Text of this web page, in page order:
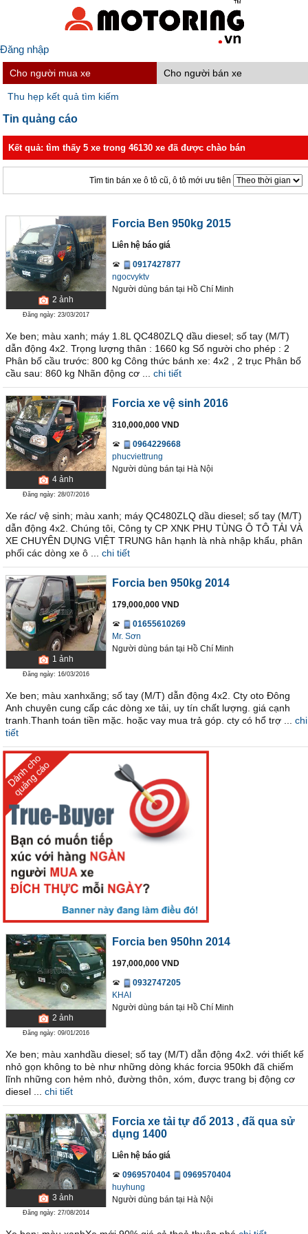
Đăng nhập
Cho người mua xe Cho người bán xe
Thu hẹp kết quả tìm kiếm
Tin quảng cáo
Kết quả: tìm thấy 5 xe trong 46130 xe đã được chào bán
Tìm tin bán xe ô tô cũ, ô tô mới ưu tiên
2 ảnh
Đăng ngày: 23/03/2017
Forcia Ben 950kg 2015
Liên hệ báo giá
0917427877
ngocvyktv
Người dùng bán tại Hồ Chí Minh
Xe ben; màu xanh; máy 1.8L QC480ZLQ dầu diesel; số tay (M/T)
dẫn động 4x2. Trọng lượng thân : 1660 kg Số người cho phép : 2
Phân bố cầu trước: 800 kg Công thức bánh xe: 4x2 , 2 trục Phân bố
cầu sau: 860 kg Nhãn động cơ ...
chi tiết
4 ảnh
Đăng ngày: 28/07/2016
Forcia xe vệ sinh 2016
310,000,000 VND
0964229668
phucviettrung
Người dùng bán tại Hà Nội
Xe rác/ vệ sinh; màu xanh; máy QC480ZLQ dầu diesel; số tay (M/T)
dẫn động 4x2. Chúng tôi, Công ty CP XNK PHỤ TÙNG Ô TÔ TẢI VÀ
XE CHUYÊN DỤNG VIỆT TRUNG hân hạnh là nhà nhập khẩu, phân
phối các dòng xe ô ...
chi tiết
1 ảnh
Đăng ngày: 16/03/2016
Forcia ben 950kg 2014
179,000,000 VND
01655610269
Mr. Sơn
Người dùng bán tại Hồ Chí Minh
Xe ben; màu xanhxăng; số tay (M/T) dẫn động 4x2. Cty oto Đông
Anh chuyên cung cấp các dòng xe tải, uy tín chất lượng. giá cạnh
tranh.Thanh toán tiền mặc. hoặc vay mua trả góp. cty có hổ trợ ...
chi
tiết
2 ảnh
Đăng ngày: 09/01/2016
Forcia ben 950hn 2014
197,000,000 VND
0932747205
KHAI
Người dùng bán tại Hồ Chí Minh
Xe ben; màu xanhdầu diesel; số tay (M/T) dẫn động 4x2. với thiết kế
nhỏ gọn không to bè như những dòng khác forcia 950kh đã chiếm
lĩnh những con hẻm nhỏ, đường thôn, xóm, được trang bị động cơ
diesel ...
chi tiết
3 ảnh
Đăng ngày: 27/08/2014
Forcia xe tải tự đổ 2013 , đã qua sử
dụng 1400
Liên hệ báo giá
0969570404
0969570404
huyhung
Người dùng bán tại Hà Nội